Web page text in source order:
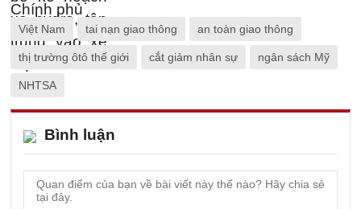
Việt Nam tai nạn giao thông an toàn giao thông
thị trường ôtô thế giới cắt giảm nhân sự ngân sách Mỹ
NHTSA
Bình luận